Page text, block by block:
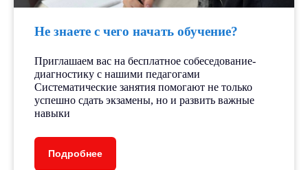
Не знаете с чего начать обучение?
Приглашаем вас на бесплатное собеседование-
диагностику с нашими педагогами
Систематические занятия помогают не только
успешно сдать экзамены, но и развить важные
навыки
Подробнее